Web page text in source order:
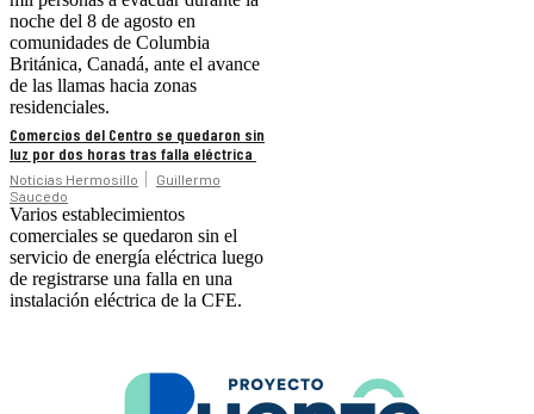
noche del 8 de agosto en
comunidades de Columbia
Británica, Canadá, ante el avance
de las llamas hacia zonas
residenciales.
Comercios del Centro se quedaron sin
luz por dos horas tras falla eléctrica
Noticias Hermosillo
Guillermo
Saucedo
Varios establecimientos
comerciales se quedaron sin el
servicio de energía eléctrica luego
de registrarse una falla en una
instalación eléctrica de la CFE.